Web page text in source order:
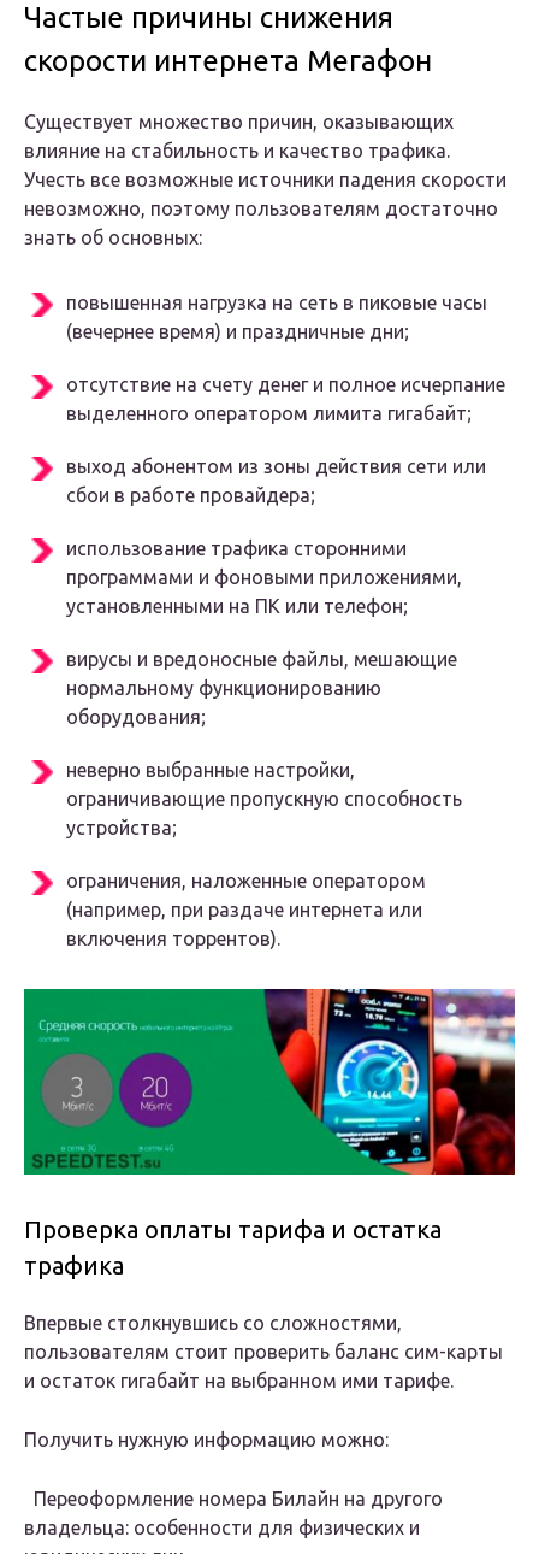
Частые причины снижения
скорости интернета Мегафон
Существует множество причин, оказывающих
влияние на стабильность и качество трафика.
Учесть все возможные источники падения скорости
невозможно, поэтому пользователям достаточно
знать об основных:
повышенная нагрузка на сеть в пиковые часы
(вечернее время) и праздничные дни;
отсутствие на счету денег и полное исчерпание
выделенного оператором лимита гигабайт;
выход абонентом из зоны действия сети или
сбои в работе провайдера;
использование трафика сторонними
программами и фоновыми приложениями,
установленными на ПК или телефон;
вирусы и вредоносные файлы, мешающие
нормальному функционированию
оборудования;
неверно выбранные настройки,
ограничивающие пропускную способность
устройства;
ограничения, наложенные оператором
(например, при раздаче интернета или
включения торрентов).
Проверка оплаты тарифа и остатка
трафика
Впервые столкнувшись со сложностями,
пользователям стоит проверить баланс сим-карты
и остаток гигабайт на выбранном ими тарифе.
Получить нужную информацию можно:
Переоформление номера Билайн на другого
владельца: особенности для физических и